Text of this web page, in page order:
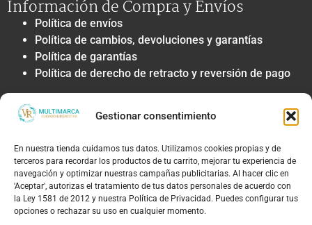
Gestionar consentimiento
En nuestra tienda cuidamos tus datos. Utilizamos cookies propias y de
terceros para recordar los productos de tu carrito, mejorar tu experiencia de
navegación y optimizar nuestras campañas publicitarias. Al hacer clic en
'Aceptar', autorizas el tratamiento de tus datos personales de acuerdo con
la Ley 1581 de 2012 y nuestra Política de Privacidad. Puedes configurar tus
opciones o rechazar su uso en cualquier momento.
Información de Compra y Envíos
Política de envíos
Política de cambios, devoluciones y garantías
Política de garantías
Política de derecho de retracto y reversión de pago
Privacidad y Tratamiento de Datos
Política de privacidad y tratamiento de datos
Autorización de contacto, marketing y
comunicaciones comerciales
Política de cookies
Términos Legales y Soporte